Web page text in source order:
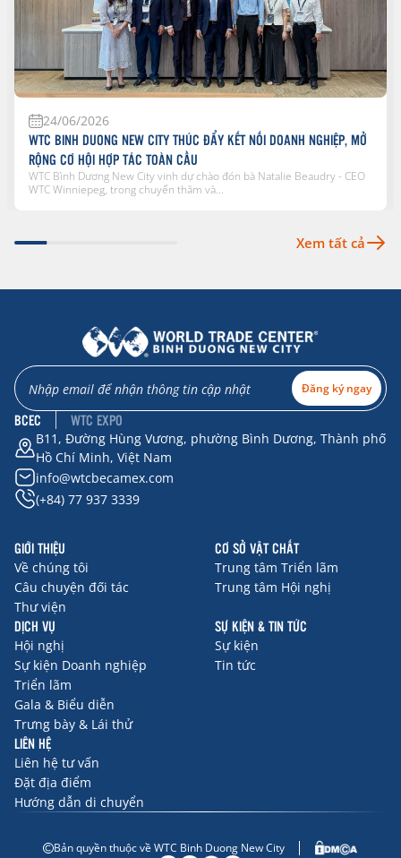
24/06/2026
WTC BINH DUONG NEW CITY THÚC ĐẨY KẾT NỐI DOANH NGHIỆP, MỞ
RỘNG CƠ HỘI HỢP TÁC TOÀN CẦU
WTC Bình Dương New City vinh dự chào đón bà Natalie Beaudry - CEO
WTC Winniepeg, trong chuyến thăm và...
Xem tất cả
Đăng ký ngay
BCEC WTC EXPO
B11, Đường Hùng Vương, phường Bình Dương, Thành phố
Hồ Chí Minh, Việt Nam
info@wtcbecamex.com
(+84) 77 937 3339
GIỚI THIỆU
Về chúng tôi
Câu chuyện đối tác
Thư viện
CƠ SỞ VẬT CHẤT
Trung tâm Triển lãm
Trung tâm Hội nghị
DỊCH VỤ
Hội nghị
Sự kiện Doanh nghiệp
Triển lãm
Gala & Biểu diễn
Trưng bày & Lái thử
SỰ KIỆN & TIN TỨC
Sự kiện
Tin tức
LIÊN HỆ
Liên hệ tư vấn
Đặt địa điểm
Hướng dẫn di chuyển
Bản quyền thuộc về WTC Binh Duong New City